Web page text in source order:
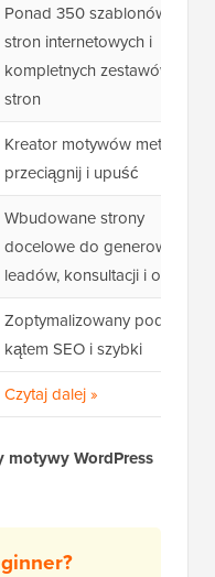
Ponad 350 szablonów
stron internetowych i
kompletnych zestawów
stron
Kreator motywów metodą
przeciągnij i upuść
Wbudowane strony
docelowe do generowania
leadów, konsultacji i ofert
Zoptymalizowany pod
kątem SEO i szybki
Czytaj dalej »
motywy WordPress